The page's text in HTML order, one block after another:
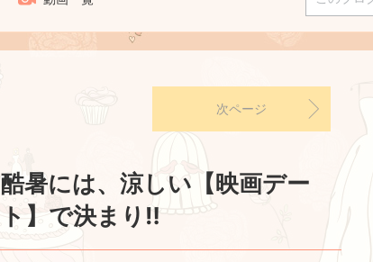
次ページ
酷暑には、涼しい【映画デー
ト】で決まり‼